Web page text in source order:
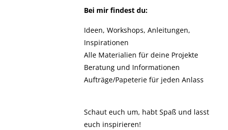
Bei mir findest du:
Ideen, Workshops, Anleitungen,
Inspirationen
Alle Materialien für deine Projekte
Beratung und Informationen
Aufträge/Papeterie für jeden Anlass
Schaut euch um, habt Spaß und lasst
euch inspirieren!